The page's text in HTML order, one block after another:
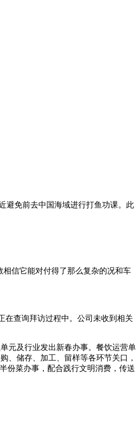
避免前去中国海域进行打鱼功课。此
信它能对付得了那么复杂的况和车
查询拜访过程中。公司未收到相关
元及行业发出新春办事。餐饮运营单
、储存、加工、留样等各环节关口，
份菜办事，配合践行文明消费，传送